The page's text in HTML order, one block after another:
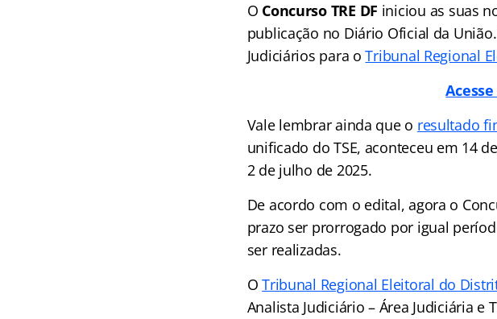
O Concurso TRE DF iniciou as suas
publicação no Diário Oficial da
Judiciários para oTribunal Regional
Vale lembrar ainda que o resultado
unificado do TSE, aconteceu em 14
2 de julho de 2025.
De acordo com o edital, agora o
prazo ser prorrogado por igual
ser realizadas.
OTribunal Regional Eleitoral do
Analista Judiciário – Área Judiciária e